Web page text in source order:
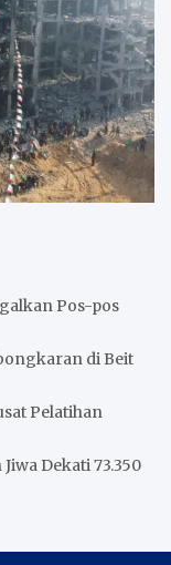
Pos-pos
di Beit
Pelatihan
Dekati 73.350